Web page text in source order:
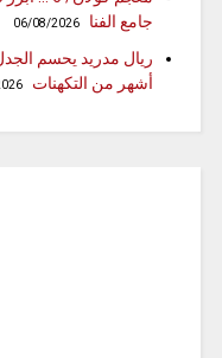
جامع الفنا
06/08/2026
أشهر من التكهنات